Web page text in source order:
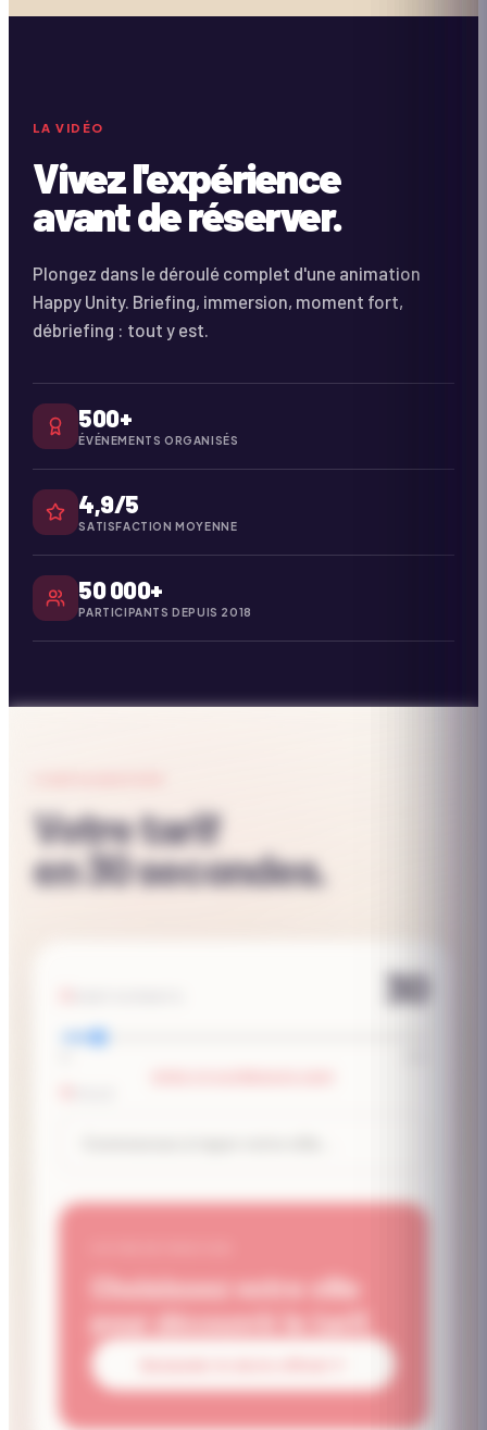
DURÉE ·
Coming Soon
LA VIDÉO
Vivez l'expérience
avant de réserver.
Plongez dans le déroulé complet d'une animation
Happy Unity. Briefing, immersion, moment fort,
débriefing : tout y est.
500+
ÉVÉNEMENTS ORGANISÉS
4,9/5
SATISFACTION MOYENNE
50 000+
PARTICIPANTS DEPUIS 2018
Votre tarif
en 30 secondes.
30
Choisissez votre ville
pour découvrir le tarif.